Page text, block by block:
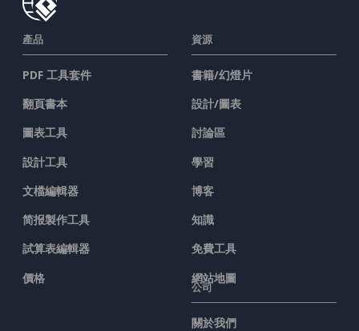
產品
PDF 工具套件
翻頁書本
圖表工具
設計工具
文檔編輯器
简报製作工具
試算表編輯器
價格
資源
書籍/幻燈片
設計/圖表
討論區
學習
博客
知識
免費工具
網站地圖
公司
關於我們